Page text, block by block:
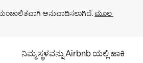
ಅನುವಾದಿಸಲಾಗಿದೆ. ಮೂಲ
ನಿಮ್ಮ ಸ್ಥಳವನ್ನು Airbnb ಯಲ್ಲಿ ಹಾಕಿ